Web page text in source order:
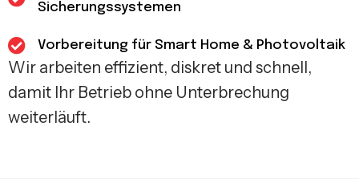
Sicherungssystemen
Vorbereitung für Smart Home & Photovoltaik
Wir arbeiten effizient, diskret und schnell,
damit Ihr Betrieb ohne Unterbrechung
weiterläuft.